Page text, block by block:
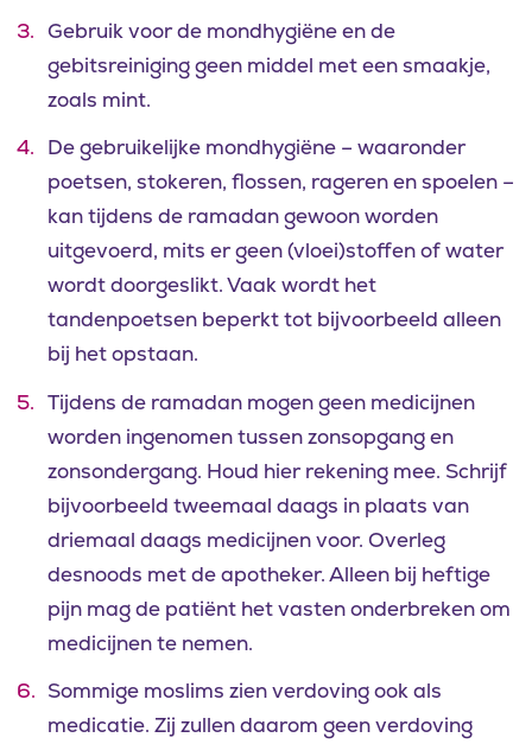
Gebruik voor de mondhygiëne en de
gebitsreiniging geen middel met een smaakje,
zoals mint.
De gebruikelijke mondhygiëne – waaronder
poetsen, stokeren, flossen, rageren en spoelen –
kan tijdens de ramadan gewoon worden
uitgevoerd, mits er geen (vloei)stoffen of water
wordt doorgeslikt. Vaak wordt het
tandenpoetsen beperkt tot bijvoorbeeld alleen
bij het opstaan.
Tijdens de ramadan mogen geen medicijnen
worden ingenomen tussen zonsopgang en
zonsondergang. Houd hier rekening mee. Schrijf
bijvoorbeeld tweemaal daags in plaats van
driemaal daags medicijnen voor. Overleg
desnoods met de apotheker. Alleen bij heftige
pijn mag de patiënt het vasten onderbreken om
medicijnen te nemen.
Sommige moslims zien verdoving ook als
medicatie. Zij zullen daarom geen verdoving